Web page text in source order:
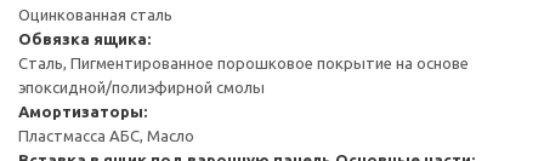
Оцинкованная сталь
Обвязка ящика:
Сталь, Пигментированное порошковое покрытие на основе
эпоксидной/полиэфирной смолы
Амортизаторы:
Пластмасса АБС, Масло